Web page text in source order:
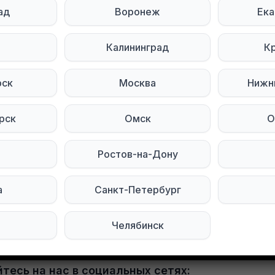
настенные
от батарейки…
Darom Odezhda Obuv
Петербург
Объявление
формы работают от батарейки пальчиковой
на нас в социальных сетях:
Воронеж
Калининград
Москва
Омск
Ростов-на-Дону
Санкт-Петербург
Челябинск